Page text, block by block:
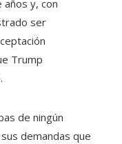
y, con
ser
Trump
de ningún
demandas que